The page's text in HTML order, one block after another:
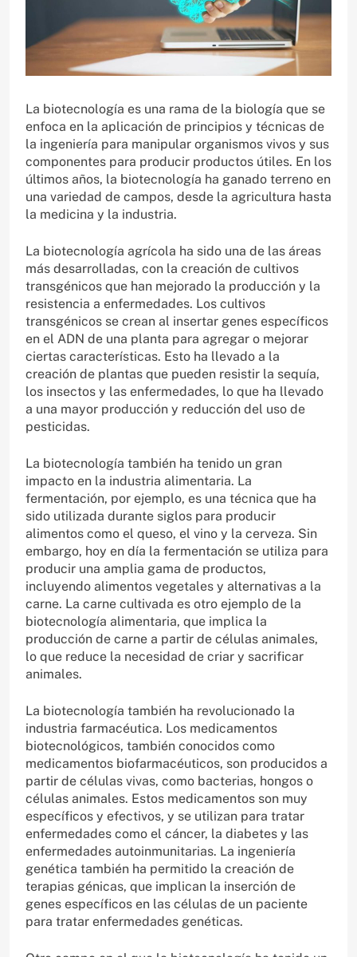
La biotecnología es una rama de la biología que se
enfoca en la aplicación de principios y técnicas de
la ingeniería para manipular organismos vivos y sus
componentes para producir productos útiles. En los
últimos años, la biotecnología ha ganado terreno en
una variedad de campos, desde la agricultura hasta
la medicina y la industria.
La biotecnología agrícola ha sido una de las áreas
más desarrolladas, con la creación de cultivos
transgénicos que han mejorado la producción y la
resistencia a enfermedades. Los cultivos
transgénicos se crean al insertar genes específicos
en el ADN de una planta para agregar o mejorar
ciertas características. Esto ha llevado a la
creación de plantas que pueden resistir la sequía,
los insectos y las enfermedades, lo que ha llevado
a una mayor producción y reducción del uso de
pesticidas.
La biotecnología también ha tenido un gran
impacto en la industria alimentaria. La
fermentación, por ejemplo, es una técnica que ha
sido utilizada durante siglos para producir
alimentos como el queso, el vino y la cerveza. Sin
embargo, hoy en día la fermentación se utiliza para
producir una amplia gama de productos,
incluyendo alimentos vegetales y alternativas a la
carne. La carne cultivada es otro ejemplo de la
biotecnología alimentaria, que implica la
producción de carne a partir de células animales,
lo que reduce la necesidad de criar y sacrificar
animales.
La biotecnología también ha revolucionado la
industria farmacéutica. Los medicamentos
biotecnológicos, también conocidos como
medicamentos biofarmacéuticos, son producidos a
partir de células vivas, como bacterias, hongos o
células animales. Estos medicamentos son muy
específicos y efectivos, y se utilizan para tratar
enfermedades como el cáncer, la diabetes y las
enfermedades autoinmunitarias. La ingeniería
genética también ha permitido la creación de
terapias génicas, que implican la inserción de
genes específicos en las células de un paciente
para tratar enfermedades genéticas.